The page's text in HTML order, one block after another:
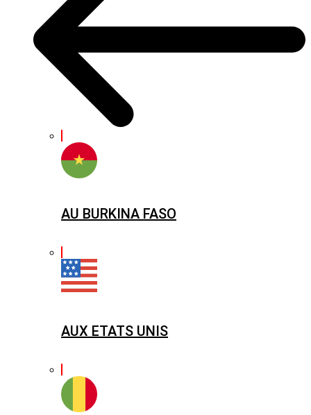
AU BURKINA FASO
AUX ETATS UNIS